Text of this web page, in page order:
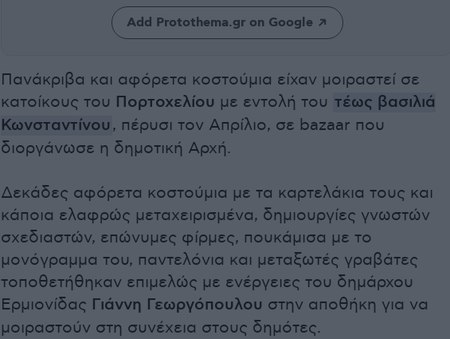
Add Protothema.gr on Google
Πανάκριβα και αφόρετα κοστούμια είχαν μοιραστεί σε
κατοίκους του Πορτοχελίου με εντολή του τέως βασιλιά
Κωνσταντίνου, πέρυσι τον Απρίλιο, σε bazaar που
διοργάνωσε η δημοτική Αρχή.
Δεκάδες αφόρετα κοστούμια με τα καρτελάκια τους και
κάποια ελαφρώς μεταχειρισμένα, δημιουργίες γνωστών
σχεδιαστών, επώνυμες φίρμες, πουκάμισα με το
μονόγραμμα του, παντελόνια και μεταξωτές γραβάτες
τοποθετήθηκαν επιμελώς με ενέργειες του δημάρχου
Ερμιονίδας Γιάννη Γεωργόπουλου στην αποθήκη για να
μοιραστούν στη συνέχεια στους δημότες.